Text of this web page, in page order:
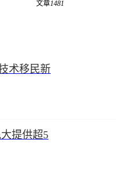
文章1481
术移民新
提供超5